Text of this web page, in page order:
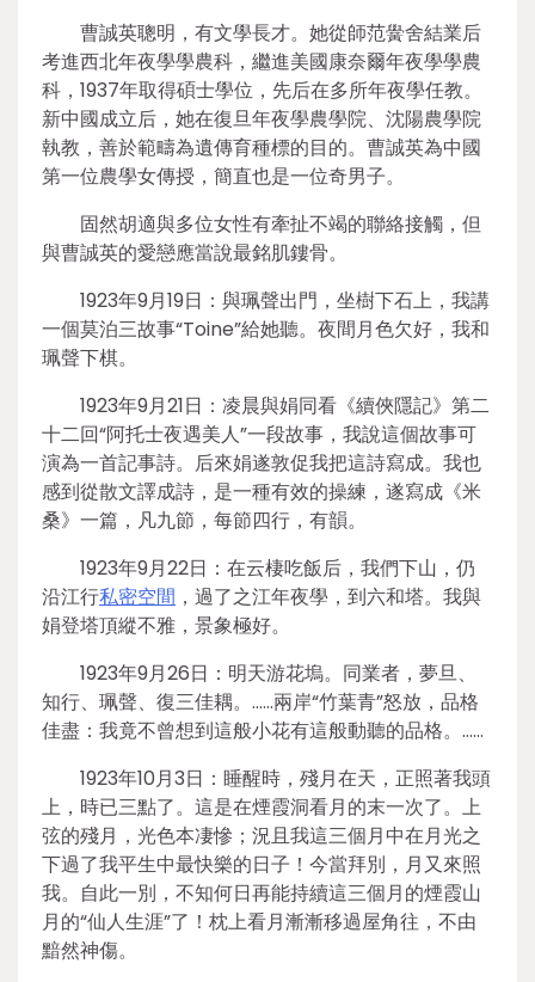
曹誠英聰明，有文學長才。她從師范黌舍結業后
考進西北年夜學學農科，繼進美國康奈爾年夜學學農
科，1937年取得碩士學位，先后在多所年夜學任教。
新中國成立后，她在復旦年夜學農學院、沈陽農學院
執教，善於範疇為遺傳育種標的目的。曹誠英為中國
第一位農學女傳授，簡直也是一位奇男子。
固然胡適與多位女性有牽扯不竭的聯絡接觸，但
與曹誠英的愛戀應當說最銘肌鏤骨。
1923年9月19日：與珮聲出門，坐樹下石上，我講
一個莫泊三故事“Toine”給她聽。夜間月色欠好，我和
珮聲下棋。
1923年9月21日：凌晨與娟同看《續俠隱記》第二
十二回“阿托士夜遇美人”一段故事，我說這個故事可
演為一首記事詩。后來娟遂敦促我把這詩寫成。我也
感到從散文譯成詩，是一種有效的操練，遂寫成《米
桑》一篇，凡九節，每節四行，有韻。
1923年9月22日：在云棲吃飯后，我們下山，仍
沿江行私密空間 ，過了之江年夜學，到六和塔。我與
娟登塔頂縱不雅，景象極好。
1923年9月26日：明天游花塢。同業者，夢旦、
知行、珮聲、復三佳耦。……兩岸“竹葉青”怒放，品格
佳盡：我竟不曾想到這般小花有這般動聽的品格。……
1923年10月3日：睡醒時，殘月在天，正照著我頭
上，時已三點了。這是在煙霞洞看月的末一次了。上
弦的殘月，光色本凄慘；況且我這三個月中在月光之
下過了我平生中最快樂的日子！今當拜別，月又來照
我。自此一別，不知何日再能持續這三個月的煙霞山
月的“仙人生涯”了！枕上看月漸漸移過屋角往，不由
黯然神傷。